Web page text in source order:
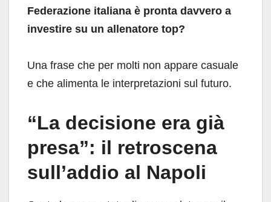
Federazione italiana è pronta davvero a
investire su un allenatore top?
Una frase che per molti non appare casuale
e che alimenta le interpretazioni sul futuro.
“La decisione era già
presa”: il retroscena
sull’addio al Napoli